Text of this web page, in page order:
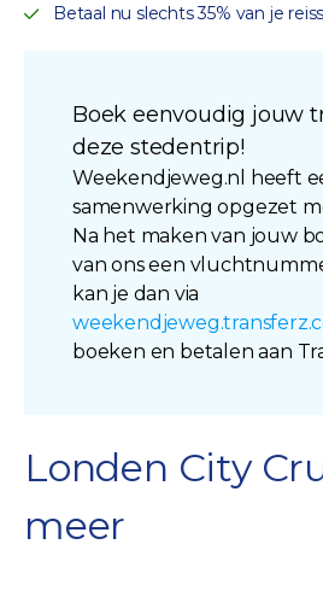
Betaal nu slechts 35% van je
Boek eenvoudig jouw
deze stedentrip!
Weekendjeweg.nl heeft
samenwerking opgezet
Na het maken van jouw
van ons een
kan je dan via
boeken en betalen aan
Londen City
meer